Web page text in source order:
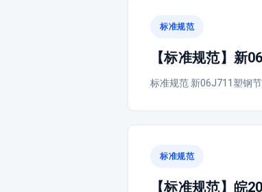
标准规范
【标准规范】新
标准规范 新06J711塑钢
标准规范
【标准规范】皖